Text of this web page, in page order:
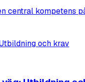
central kompetens